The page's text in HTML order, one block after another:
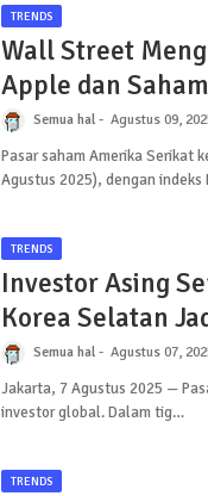
TRENDS
Wall Street
Apple dan
Semua hal Agustus 09,
Pasar saham Amerika Serikat
Agustus 2025), dengan indeks
TRENDS
Investor Asing
Korea Selatan
Semua hal Agustus 07,
Jakarta, 7 Agustus 2025 —
investor global. Dalam tig…
TRENDS